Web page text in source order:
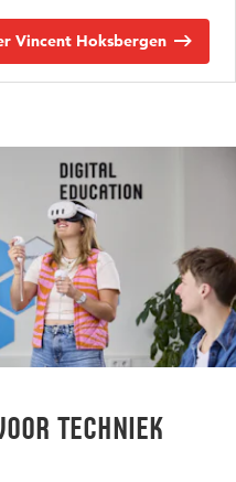
Vincent Hoksbergen
techniek